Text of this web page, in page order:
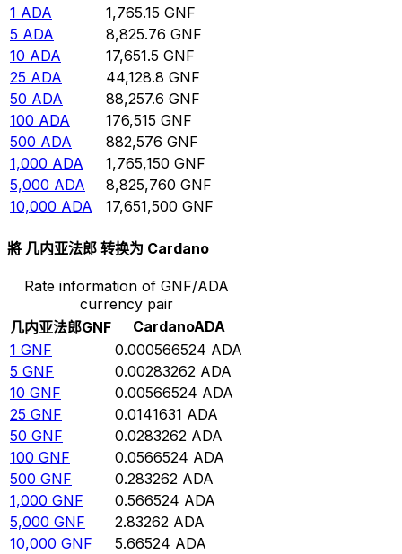
1 ADA 1,765.15 GNF
5 ADA 8,825.76 GNF
10 ADA 17,651.5 GNF
25 ADA 44,128.8 GNF
50 ADA 88,257.6 GNF
100 ADA 176,515 GNF
500 ADA 882,576 GNF
1,000 ADA 1,765,150 GNF
5,000 ADA 8,825,760 GNF
10,000 ADA 17,651,500 GNF
將 几内亚法郎 转换为 Cardano
Rate information of GNF/ADA
currency pair
几内亚法郎GNF CardanoADA
1 GNF 0.000566524 ADA
5 GNF 0.00283262 ADA
10 GNF 0.00566524 ADA
25 GNF 0.0141631 ADA
50 GNF 0.0283262 ADA
100 GNF 0.0566524 ADA
500 GNF 0.283262 ADA
1,000 GNF 0.566524 ADA
5,000 GNF 2.83262 ADA
10,000 GNF 5.66524 ADA